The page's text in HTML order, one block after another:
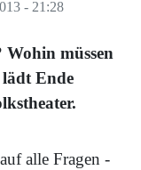
- 21:28
Wohin müssen
Ende
alle Fragen -